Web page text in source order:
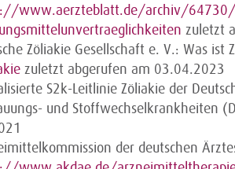
www.aerzteblatt.de/archiv/64730/
zuletzt
Zöliakie Gesellschaft e. V.: Was ist
zuletzt abgerufen am 03.04.2023
S2k-Leitlinie Zöliakie der
und Stoffwechselkrankheiten
der deutschen